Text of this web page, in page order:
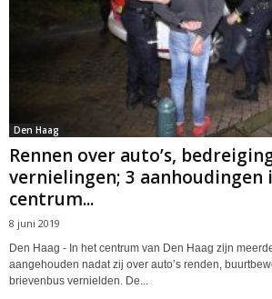
Den Haag
Rennen over auto’s,
vernielingen; 3 aanhoudingen
centrum...
8 juni 2019
Den Haag - In het centrum van Den Haag zijn
aangehouden nadat zij over auto’s renden,
brievenbus vernielden. De...